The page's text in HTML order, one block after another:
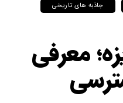
جاذبه های تاریخی
معرفی